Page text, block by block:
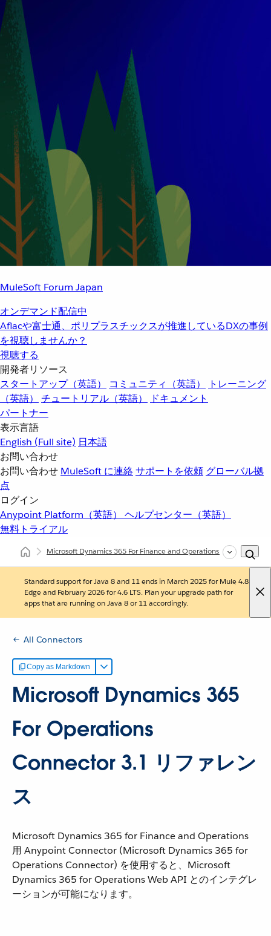
MuleSoft Forum Japan
オンデマンド配信中
Aflacや富士通、ポリプラスチックスが推進しているDXの事例
を視聴しませんか？
視聴する
開発者リソース
スタートアップ（英語）
コミュニティ（英語）
トレーニング
（英語）
チュートリアル（英語）
ドキュメント
パートナー
表示言語
English (Full site) 日本語
お問い合わせ
お問い合わせ MuleSoft に連絡サポートを依頼 グローバル拠
点
ログイン
Anypoint Platform（英語） ヘルプセンター（英語）
無料トライアル
Microsoft Dynamics 365 For Finance and Operations Connector
Standard support for Java 8 and 11 ends in March 2025 for Mule 4.8
Edge and February 2026 for 4.6 LTS. Plan your upgrade path for
apps that are running on Java 8 or 11 accordingly.
All Connectors
Copy as Markdown
Microsoft Dynamics 365
For Operations
Connector 3.1 リファレン
ス
Microsoft Dynamics 365 for Finance and Operations
用 Anypoint Connector (Microsoft Dynamics 365 for
Operations Connector) を使用すると、Microsoft
Dynamics 365 for Operations Web API とのインテグレ
ーションが可能になります。